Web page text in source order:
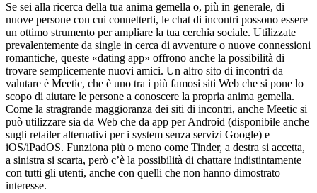
Se sei alla ricerca della tua anima gemella o, più in generale, di
nuove persone con cui connetterti, le chat di incontri possono essere
un ottimo strumento per ampliare la tua cerchia sociale. Utilizzate
prevalentemente da single in cerca di avventure o nuove connessioni
romantiche, queste «dating app» offrono anche la possibilità di
trovare semplicemente nuovi amici. Un altro sito di incontri da
valutare è Meetic, che è uno tra i più famosi siti Web che si pone lo
scopo di aiutare le persone a conoscere la propria anima gemella.
Come la stragrande maggioranza dei siti di incontri, anche Meetic si
può utilizzare sia da Web che da app per Android (disponibile anche
sugli retailer alternativi per i system senza servizi Google) e
iOS/iPadOS. Funziona più o meno come Tinder, a destra si accetta,
a sinistra si scarta, però c’è la possibilità di chattare indistintamente
con tutti gli utenti, anche con quelli che non hanno dimostrato
interesse.